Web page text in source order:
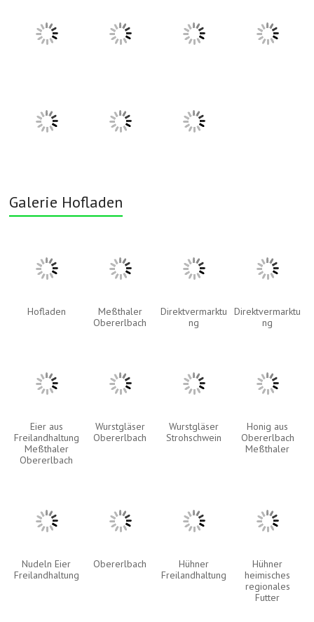
Galerie Hofladen
Hofladen
Meßthaler
Obererlbach
Direktvermarktu
ng
Direktvermarktu
ng
Eier aus
Freilandhaltung
Meßthaler
Obererlbach
Wurstgläser
Obererlbach
Wurstgläser
Strohschwein
Honig aus
Obererlbach
Meßthaler
Nudeln Eier
Freilandhaltung
Obererlbach
Hühner
Freilandhaltung
Hühner
heimisches
regionales
Futter